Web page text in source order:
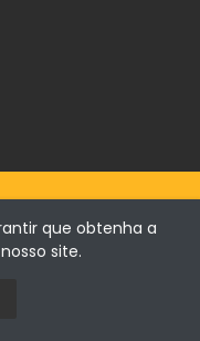
7005-208 Évora -
que obtenha a
site.